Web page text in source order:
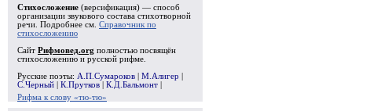
Стихосложение (версификация) — способ
организации звукового состава стихотворной
речи. Подробнее см. Справочник по
стихосложению
Сайт Рифмовед.org полностью посвящён
стихосложению и русской рифме.
Русские поэты: А.П.Сумароков М.Алигер
С.Черный
К.Прутков К.Д.Бальмонт
Рифма к слову «тю-тю»